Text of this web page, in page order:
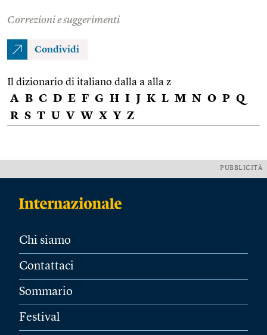
Correzioni e suggerimenti
Condividi
Il dizionario di italiano dalla a alla z
A B C D E F G H I J K L M N O P Q
R S T U V W X Y Z
PUBBLICITÀ
Chi siamo
Contattaci
Sommario
Festival